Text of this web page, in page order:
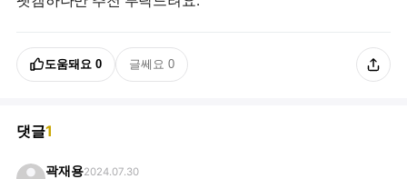
도움돼요 0 글쎄요 0
댓글1
곽재용2024.07.30